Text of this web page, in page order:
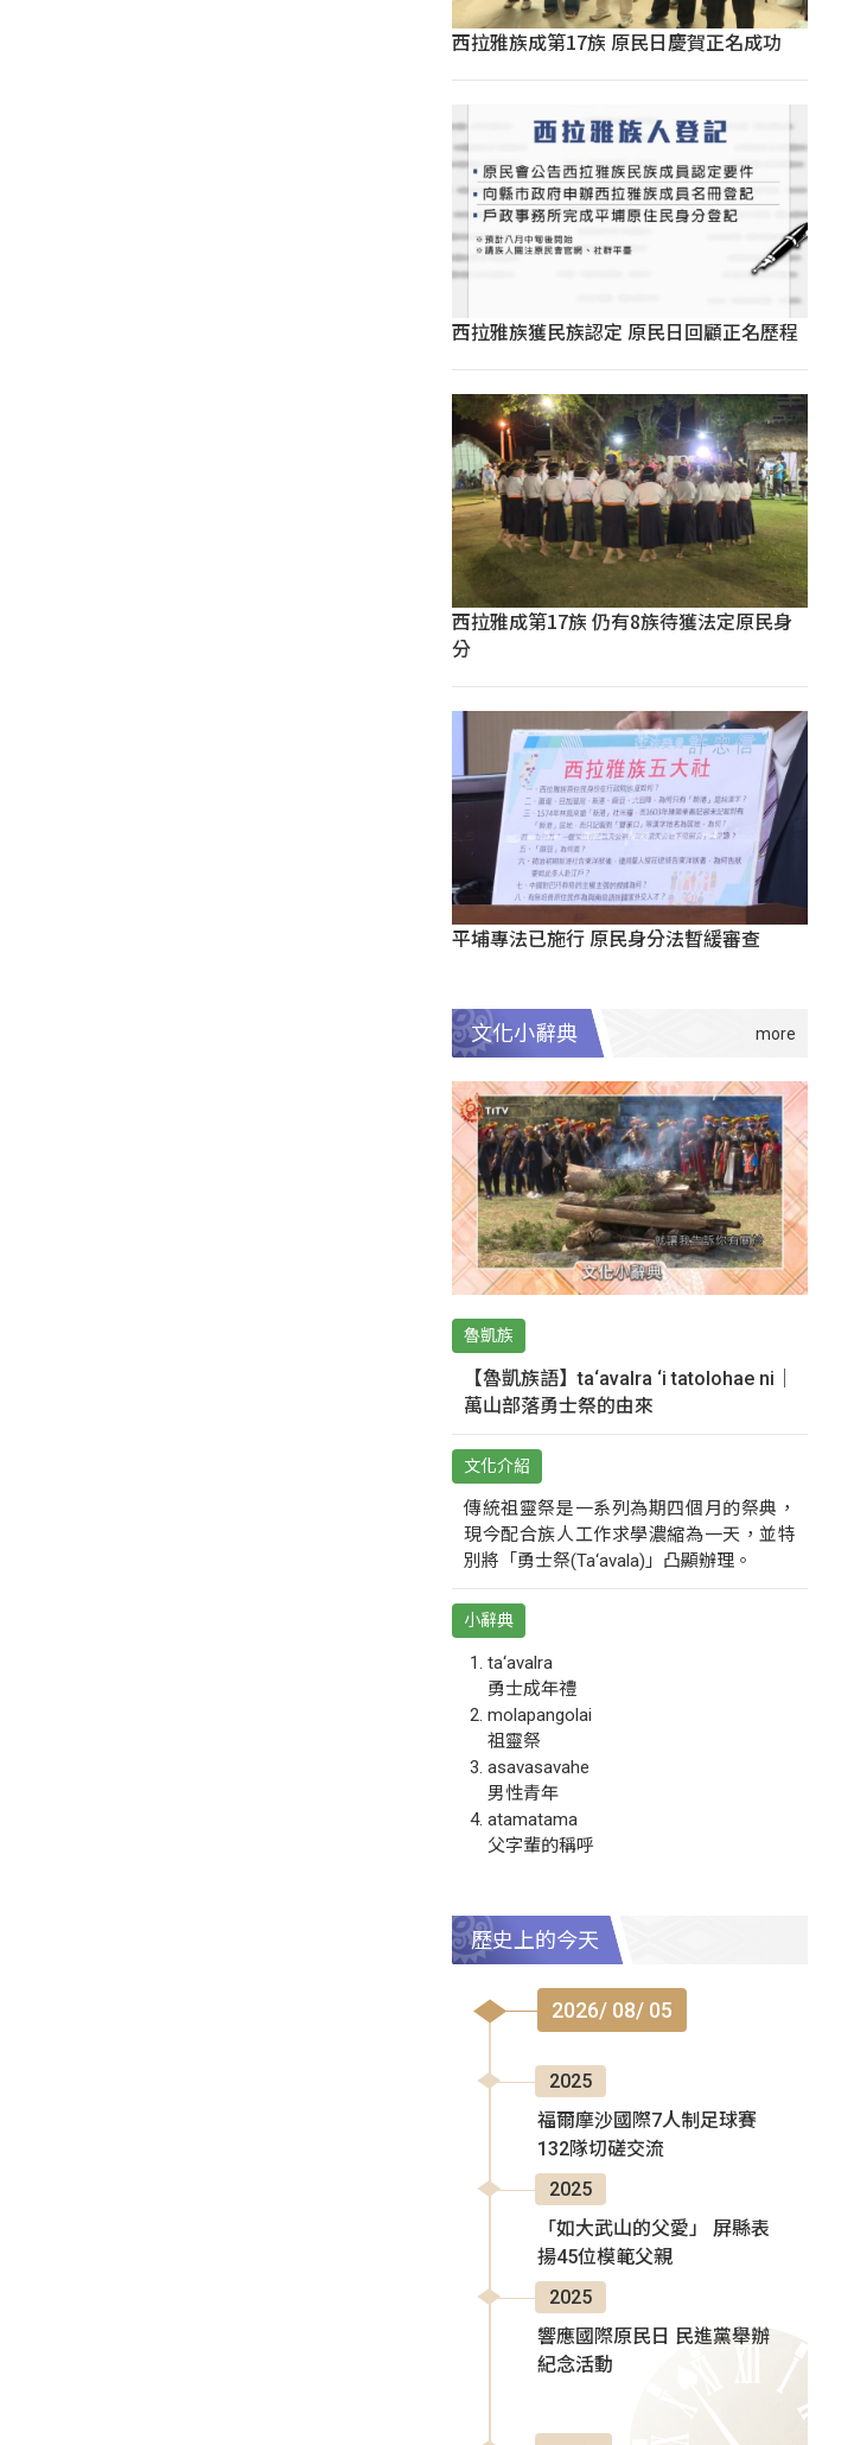
西拉雅族成第17族 原民日慶賀正名成功
西拉雅族獲民族認定 原民日回顧正名歷程
西拉雅成第17族 仍有8族待獲法定原民身
分
平埔專法已施行 原民身分法暫緩審查
文化小辭典
魯凱族
【魯凱族語】ta‘avalra ‘i tatolohae ni｜
萬山部落勇士祭的由來
文化介紹
傳統祖靈祭是一系列為期四個月的祭典，
現今配合族人工作求學濃縮為一天，並特
別將「勇士祭(Ta‘avala)」凸顯辦理。
小辭典
ta‘avalra
勇士成年禮
molapangolai
祖靈祭
asavasavahe
男性青年
atamatama
父字輩的稱呼
歷史上的今天
2026/ 08/ 05
2025
福爾摩沙國際7人制足球賽
132隊切磋交流
2025
「如大武山的父愛」 屏縣表
揚45位模範父親
2025
響應國際原民日 民進黨舉辦
紀念活動